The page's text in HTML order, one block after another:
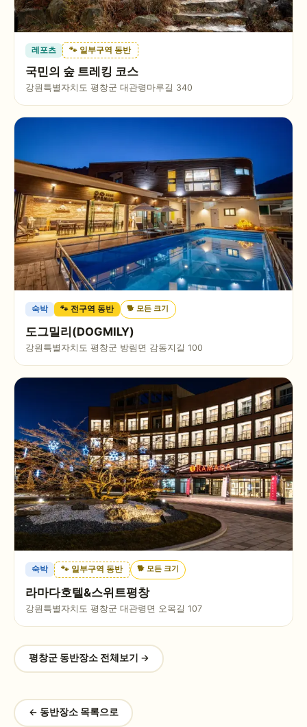
레포츠 🐾 일부구역 동반
국민의 숲 트레킹 코스
강원특별자치도 평창군 대관령마루길 340
숙박 🐾 전구역 동반 🐕모든 크기
도그밀리(DOGMILY)
강원특별자치도 평창군 방림면 감동지길 100
숙박 🐾 일부구역 동반 🐕 모든 크기
라마다호텔&스위트평창
강원특별자치도 평창군 대관령면 오목길 107
평창군동반장소 전체보기 →
← 동반장소 목록으로